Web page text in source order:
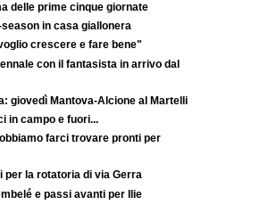
delle prime cinque giornate
in casa giallonera
crescere e fare bene"
con il fantasista in arrivo dal
giovedì Mantova-Alcione al Martelli
in campo e fuori...
farci trovare pronti per
per la rotatoria di via Gerra
e passi avanti per Ilie